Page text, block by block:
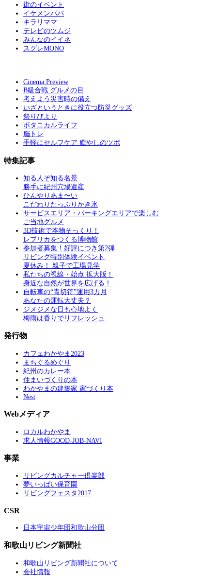
街のイベント
イケメンパパ
キラリママ
テレビのツムジ
みんなのイイネ
スグレMONO
Cinema Preview
B級合戦 グルメの目
考えよう災害時の備え
いざというときに役立つ防災グッズ
祭りびより
ボタニカルライフ
脳トレ
手軽にセルフケア 癒やしのツボ
特集記事
知る人ぞ知る名景
勝手に紀州穴場遺産
ひんやりあま〜い
こだわりたっぷりかき氷
サービスエリア・パーキングエリアで楽しむ
ご当地グルメ
3D技術で本物そっくり！
レプリカをつくる博物館
参加者募集！好評につき第2弾
リビング特別体験イベント
夏休み！ 親子で工場見学
私たちの視線・始点 拡大版！
身近な自然が世界を広げる！
自転車の“青切符”運用3カ月
あなたの運転大丈夫？
ジメジメな日も心地よく
梅雨は香りでリフレッシュ
発行物
カフェわかやま2023
まちぐるめぐり
紀州のカレー本
住まいづくりの本
わかやまの建築家 家づくり本
Nest
Webメディア
ロカルわかやま
求人情報GOOD-JOB-NAVI
事業
リビングカルチャー倶楽部
夢いっぱい保育園
リビングフェスタ2017
CSR
日本宇宙少年団和歌山分団
和歌山リビング新聞社
和歌山リビング新聞社について
会社情報